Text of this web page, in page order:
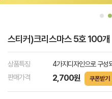
스티커)크리스마스 5호 100개
상품특징
4가지디자인으로 구성
판매가격
2,700원 쿠폰받기